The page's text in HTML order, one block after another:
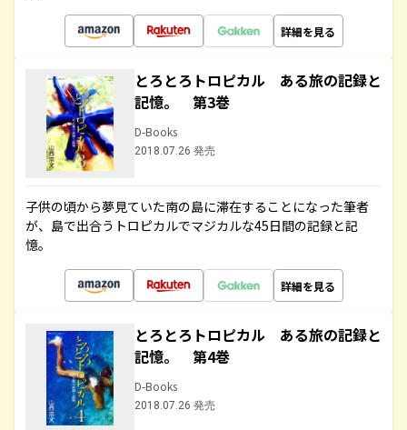
詳細を見る
とろとろトロピカル ある旅の記録と
記憶。 第3巻
D-Books
2018.07.26 発売
子供の頃から夢見ていた南の島に滞在することになった筆者
が、島で出合うトロピカルでマジカルな45日間の記録と記
憶。
詳細を見る
とろとろトロピカル ある旅の記録と
記憶。 第4巻
D-Books
2018.07.26 発売